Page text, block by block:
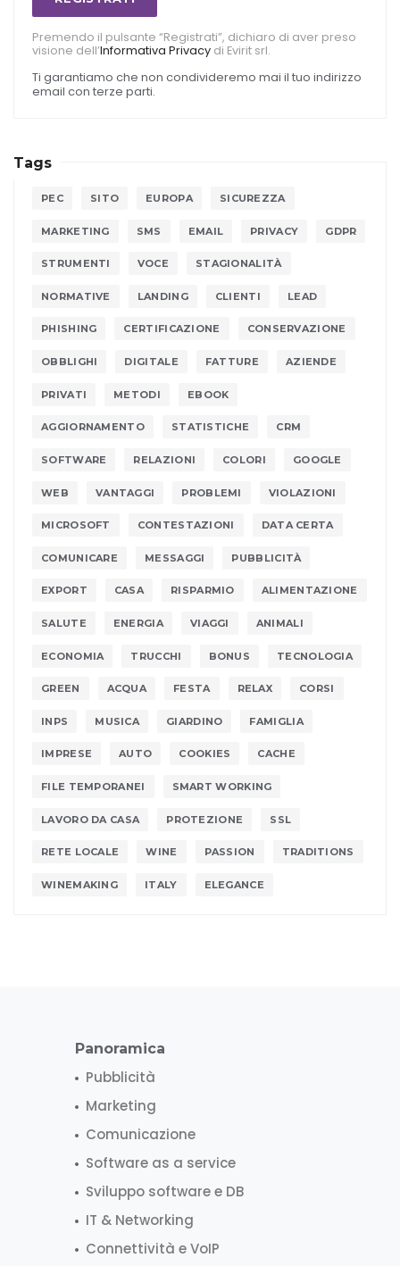
Premendo il pulsante “Registrati”, dichiaro di aver preso
visione dell’Informativa Privacy di Evirit srl.
Ti garantiamo che non condivideremo mai il tuo indirizzo
email con terze parti.
Tags
PEC SITO EUROPA SICUREZZA
MARKETING SMS EMAIL PRIVACY GDPR
STRUMENTI VOCE STAGIONALITÀ
NORMATIVE LANDING CLIENTI LEAD
PHISHING CERTIFICAZIONE CONSERVAZIONE
OBBLIGHI DIGITALE FATTURE AZIENDE
PRIVATI METODI EBOOK
AGGIORNAMENTO STATISTICHE CRM
SOFTWARE RELAZIONI COLORI GOOGLE
WEB VANTAGGI PROBLEMI VIOLAZIONI
MICROSOFT CONTESTAZIONI DATA CERTA
COMUNICARE MESSAGGI PUBBLICITÀ
EXPORT CASA RISPARMIO ALIMENTAZIONE
SALUTE ENERGIA VIAGGI ANIMALI
ECONOMIA TRUCCHI BONUS TECNOLOGIA
GREEN ACQUA FESTA RELAX CORSI
INPS MUSICA GIARDINO FAMIGLIA
IMPRESE AUTO COOKIES CACHE
FILE TEMPORANEI SMART WORKING
LAVORO DA CASA PROTEZIONE SSL
RETE LOCALE WINE PASSION TRADITIONS
WINEMAKING ITALY ELEGANCE
Panoramica
Pubblicità
Marketing
Comunicazione
Software as a service
Sviluppo software e DB
IT & Networking
Connettività e VoIP